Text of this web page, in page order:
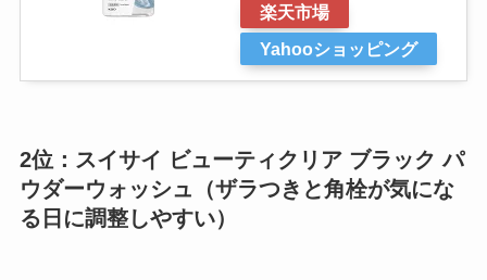
楽天市場
Yahooショッピング
2位：スイサイ ビューティクリア ブラック パ
ウダーウォッシュ（ザラつきと角栓が気にな
る日に調整しやすい）